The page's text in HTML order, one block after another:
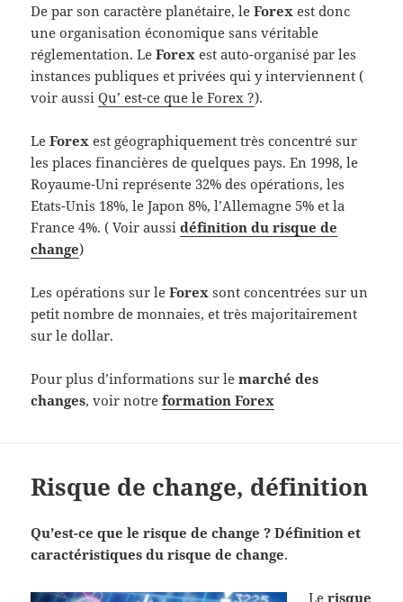
De par son caractère planétaire, leForex est donc
une organisation économique sans véritable
réglementation. LeForex est auto-organisé par les
instances publiques et privées qui y interviennent (
voir aussiQu’ est-ce que le Forex ?).
LeForex est géographiquement très concentré sur
les places financières de quelques pays. En 1998, le
Royaume-Uni représente 32% des opérations, les
Etats-Unis 18%, le Japon 8%, l’Allemagne 5% et la
France 4%. ( Voir aussidéfinition du risque de
change)
Les opérations sur leForex sont concentrées sur un
petit nombre de monnaies, et très majoritairement
sur le dollar.
Pour plus d’informations sur lemarché des
changes, voir notreformation Forex
Risque de change, définition
Qu’est-ce que le risque de change ? Définition et
caractéristiques du risque de change.
Lerisque